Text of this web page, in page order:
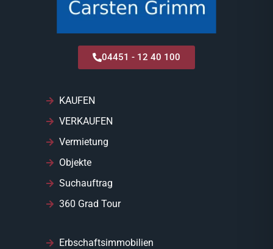
04451 - 12 40 100
KAUFEN
VERKAUFEN
Vermietung
Objekte
Suchauftrag
360 Grad Tour
Erbschaftsimmobilien